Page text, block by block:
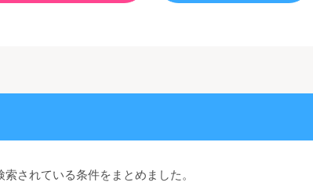
されている条件をまとめました。